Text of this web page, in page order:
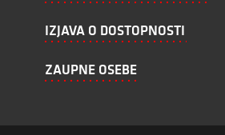
IZJAVA O DOSTOPNOSTI
ZAUPNE OSEBE